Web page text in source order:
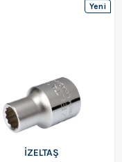
İZELTAŞ
Yeni